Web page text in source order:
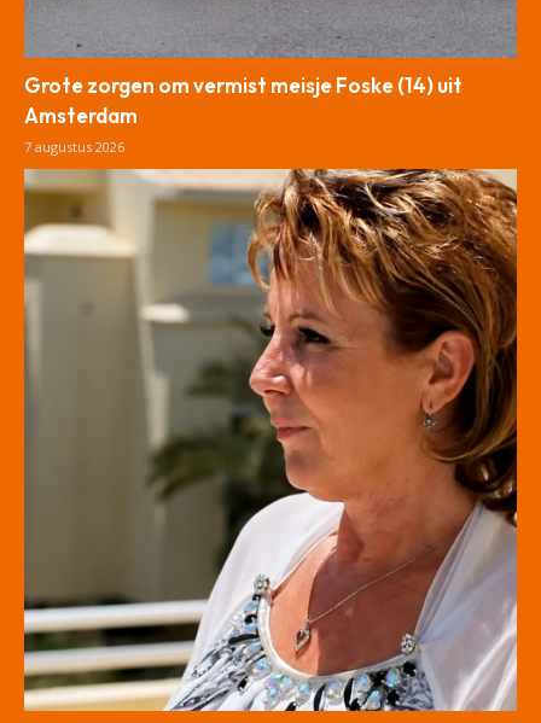
Grote zorgen om vermist meisje Foske (14) uit
Amsterdam
7 augustus 2026